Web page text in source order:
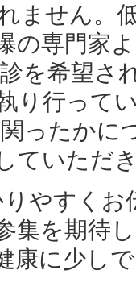
ません。
の専門家
を希望さ
り行って
ったかに
ていただ
やすく
集を期待
康に少し